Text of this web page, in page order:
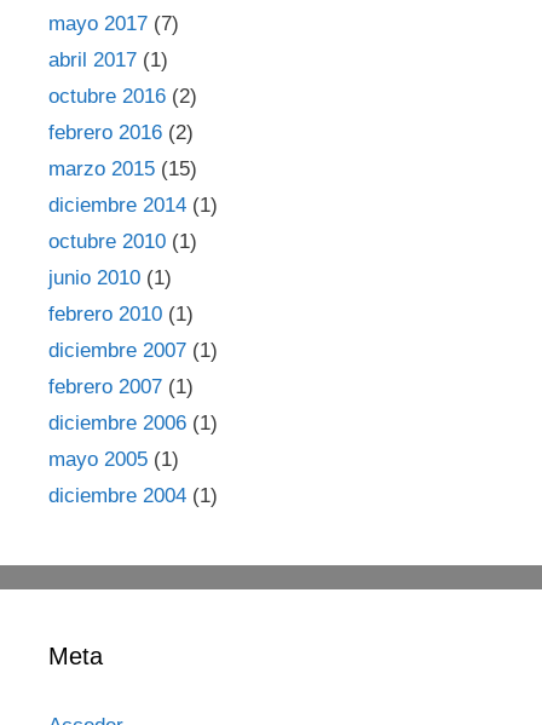
mayo 2017 (7)
abril 2017 (1)
octubre 2016 (2)
febrero 2016 (2)
marzo 2015 (15)
diciembre 2014 (1)
octubre 2010 (1)
junio 2010 (1)
febrero 2010 (1)
diciembre 2007 (1)
febrero 2007 (1)
diciembre 2006 (1)
mayo 2005 (1)
diciembre 2004 (1)
Meta